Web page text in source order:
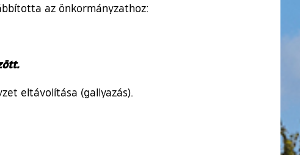
az önkormányzathoz:
eltávolítása (gallyazás).